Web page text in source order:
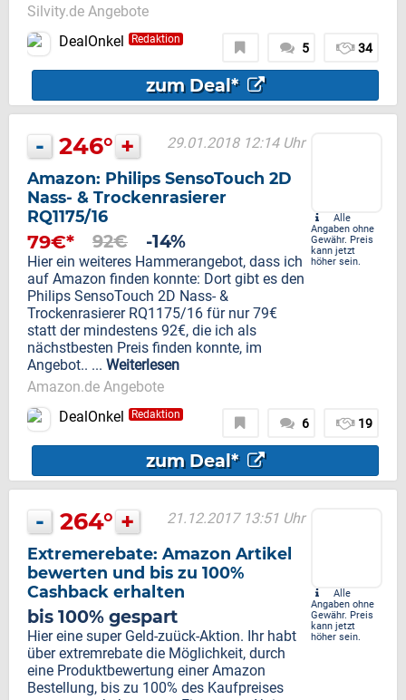
Silvity.de Angebote
DealOnkel Redaktion
5 34
zum Deal*
- 246° + 29.01.2018 12:14 Uhr
Amazon: Philips SensoTouch 2D
Nass- & Trockenrasierer
RQ1175/16
79€* 92€ -14%
Hier ein weiteres Hammerangebot, dass ich
auf Amazon finden konnte: Dort gibt es den
Philips SensoTouch 2D Nass- &
Trockenrasierer RQ1175/16 für nur 79€
statt der mindestens 92€, die ich als
nächstbesten Preis finden konnte, im
Angebot.. ... Weiterlesen
Amazon.de Angebote
Alle
Angaben ohne
Gewähr. Preis
kann jetzt
höher sein.
DealOnkel Redaktion
6 19
zum Deal*
- 264° + 21.12.2017 13:51 Uhr
Extremerebate: Amazon Artikel
bewerten und bis zu 100%
Cashback erhalten
bis 100% gespart
Hier eine super Geld-zuück-Aktion. Ihr habt
über extremrebate die Möglichkeit, durch
eine Produktbewertung einer Amazon
Bestellung, bis zu 100% des Kaufpreises
Alle
Angaben ohne
Gewähr. Preis
kann jetzt
höher sein.